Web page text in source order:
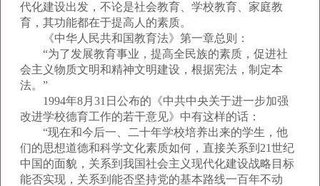
代化建设出发，不论是社会教育、学校教育、家庭教
育，其功能都在于提高人的素质。
《中华人民共和国教育法》第一章总则：
“为了发展教育事业，提高全民族的素质，促进社
会主义物质文明和精神文明建设，根据宪法，制定本
法。”
1994年8月31日公布的《中共中央关于进一步加强
改进学校德育工作的若干意见》中有这样的话：
“现在和今后一、二十年学校培养出来的学生，他
们的思想道德和科学文化素质如何，直接关系到21世纪
中国的面貌，关系到我国社会主义现代化建设战略目标
能否实现，关系到能否坚持党的基本路线一百年不动